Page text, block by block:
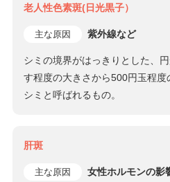
老人性色素斑(日光黒子）
主な原因 紫外線など
シミの境界がはっきりとした、
す程度の大きさから500円玉程
シミと呼ばれるもの。
肝斑
主な原因 女性ホルモンの影